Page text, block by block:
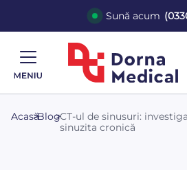
Sună acum
Acasă
>Blog
>CT-ul de sinusuri:
sinuzita cronică